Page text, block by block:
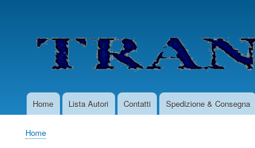
menu
MainHome Lista Autori Contatti Spedizione & Consegna
Briciole
Home